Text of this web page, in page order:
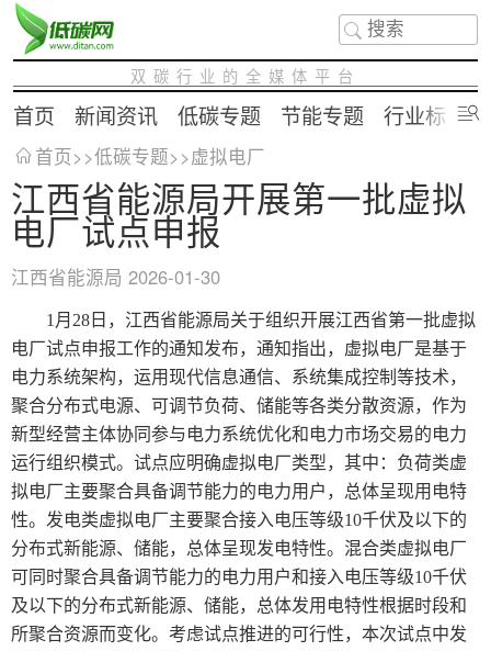
双碳行业的全媒体平台
首页 新闻资讯 低碳专题 节能专题 行业标准
首页>>低碳专题>>虚拟电厂
江西省能源局开展第一批虚拟
电厂试点申报
江西省能源局 2026-01-30
1月28日，江西省能源局关于组织开展江西省第一批虚拟
电厂试点申报工作的通知发布，通知指出，虚拟电厂是基于
电力系统架构，运用现代信息通信、系统集成控制等技术，
聚合分布式电源、可调节负荷、储能等各类分散资源，作为
新型经营主体协同参与电力系统优化和电力市场交易的电力
运行组织模式。试点应明确虚拟电厂类型，其中：负荷类虚
拟电厂主要聚合具备调节能力的电力用户，总体呈现用电特
性。发电类虚拟电厂主要聚合接入电压等级10千伏及以下的
分布式新能源、储能，总体呈现发电特性。混合类虚拟电厂
可同时聚合具备调节能力的电力用户和接入电压等级10千伏
及以下的分布式新能源、储能，总体发用电特性根据时段和
所聚合资源而变化。考虑试点推进的可行性，本次试点中发